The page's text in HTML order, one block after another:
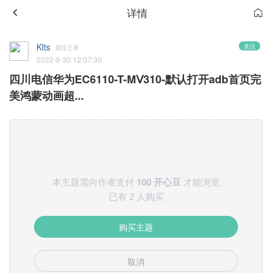
详情
关注
Klts 最强王者
2022-9-30 12:07:30
四川电信华为EC6110-T-MⅤ310-默认打开adb首页完
美鸿蒙动画超...
本主题需向作者支付 100 开心豆 才能浏览
已有 2 人购买
购买主题
取消